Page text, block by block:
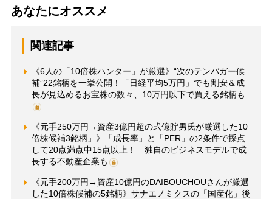
あなたにオススメ
関連記事
《6人の「10倍株ハンター」が厳選》“次のテンバガー候
補”22銘柄を一挙公開！「日経平均5万円」でも割安＆成
長が見込めるお宝株の数々、10万円以下で買える銘柄も
《元手250万円→資産3億円超の弐億貯男氏が厳選した10
倍株候補3銘柄」》「成長率」と「PER」の2条件で採点
して20点満点中15点以上！ 独自のビジネスモデルで成
長する不動産企業も
《元手200万円→資産10億円のDAIBOUCHOUさんが厳選
した10倍株候補の5銘柄》サナエノミクスの「国産化」後